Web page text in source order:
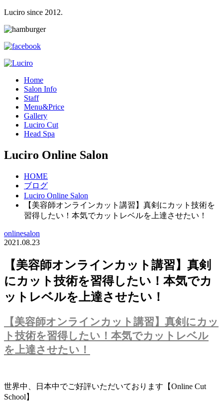
Luciro since 2012.
Home
Salon Info
Staff
Menu&Price
Gallery
Luciro Cut
Head Spa
Luciro Online Salon
HOME
ブログ
Luciro Online Salon
【美容師オンラインカット講習】真剣にカット技術を
習得したい！本気でカットレベルを上達させたい！
onlinesalon
2021.08.23
【美容師オンラインカット講習】真剣
にカット技術を習得したい！本気でカ
ットレベルを上達させたい！
【美容師オンラインカット講習】真剣にカッ
ト技術を習得したい！本気でカットレベル
を上達させたい！
世界中、日本中でご好評いただいております【Online Cut
School】